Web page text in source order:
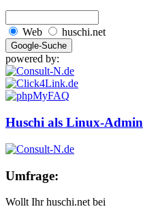
Web huschi.net
powered by:
Huschi als Linux-Admin
Umfrage:
Wollt Ihr huschi.net bei